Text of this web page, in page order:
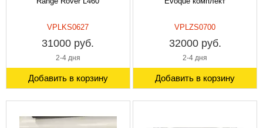
VPLKS0627
31000 руб.
2-4 дня
Добавить в корзину
VPLZS0700
32000 руб.
2-4 дня
Добавить в корзину